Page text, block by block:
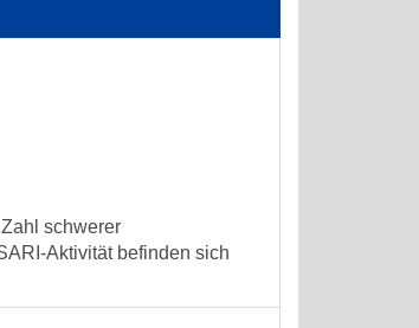
schwerer
Aktivität befinden sich